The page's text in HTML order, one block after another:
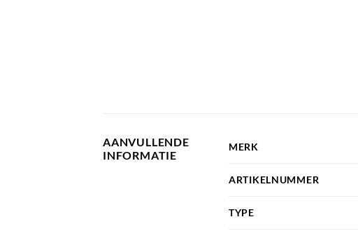
AANVULLENDE
INFORMATIE
MERK
ARTIKELNUMMER
TYPE